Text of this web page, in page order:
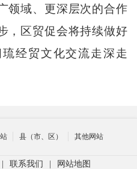
领域、更深层次的合作
，区贸促会将持续做好
琉经贸文化交流走深走
县（市、区） 其他网站
联系我们 网站地图